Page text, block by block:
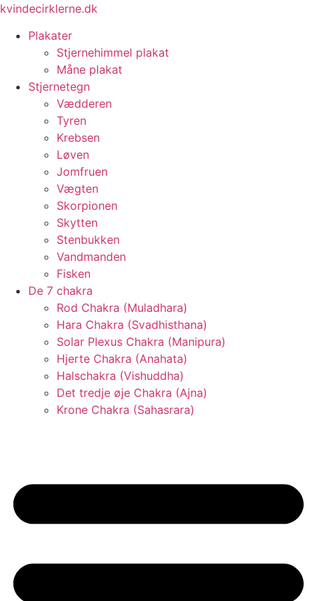
Videre
indhold
kvindecirklerne.dk
Plakater
Stjernehimmel plakat
Måne plakat
Stjernetegn
Vædderen
Tyren
Krebsen
Løven
Jomfruen
Vægten
Skorpionen
Skytten
Stenbukken
Vandmanden
Fisken
De 7 chakra
Rod Chakra (Muladhara)
Hara Chakra (Svadhisthana)
Solar Plexus Chakra (Manipura)
Hjerte Chakra (Anahata)
Halschakra (Vishuddha)
Det tredje øje Chakra (Ajna)
Krone Chakra (Sahasrara)